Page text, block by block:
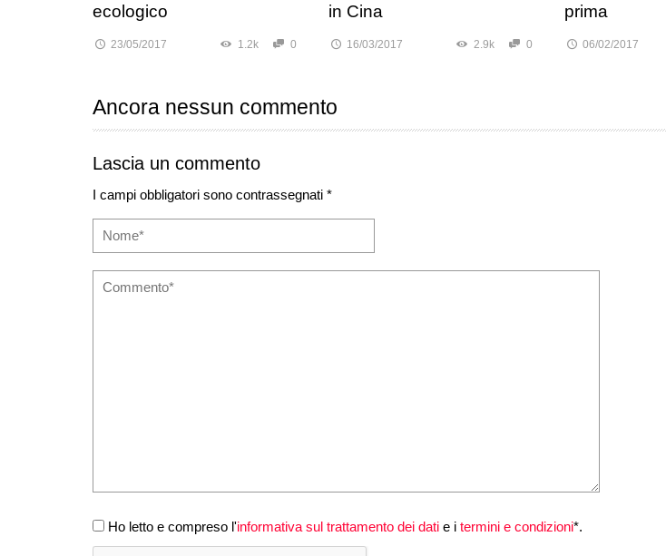
ecologico
23/05/2017 1.2k 0
in Cina
16/03/2017 2.9k 0
prima
06/02/2017
Ancora nessun commento
Lascia un commento
I campi obbligatori sono contrassegnati *
Ho letto e compreso l'informativa sul trattamento dei dati e i termini e condizioni*.